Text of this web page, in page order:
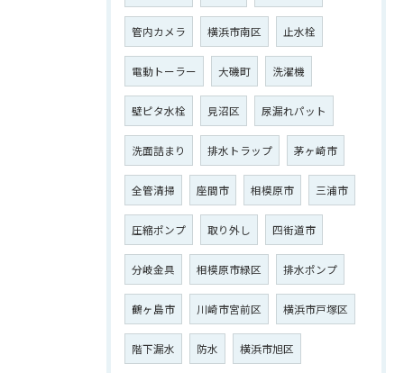
管内カメラ 横浜市南区 止水栓
電動トーラー 大磯町 洗濯機
壁ピタ水栓 見沼区 尿漏れパット
洗面詰まり 排水トラップ 茅ヶ崎市
全管清掃 座間市 相模原市 三浦市
圧縮ポンプ 取り外し 四街道市
分岐金具 相模原市緑区 排水ポンプ
鶴ヶ島市 川崎市宮前区 横浜市戸塚区
階下漏水 防水 横浜市旭区